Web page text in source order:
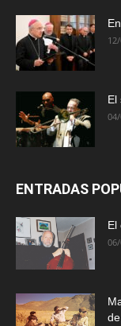
El
ENTRADAS
El